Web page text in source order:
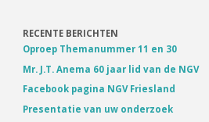
RECENTE BERICHTEN
Oproep Themanummer 11 en 30
Mr. J.T. Anema 60 jaar lid van de NGV
Facebook pagina NGV Friesland
Presentatie van uw onderzoek